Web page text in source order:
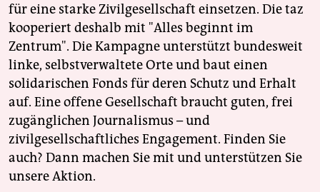
für eine starke Zivilgesellschaft einsetzen. Die taz
kooperiert deshalb mit "Alles beginnt im
Zentrum". Die Kampagne unterstützt bundesweit
linke, selbstverwaltete Orte und baut einen
solidarischen Fonds für deren Schutz und Erhalt
auf. Eine offene Gesellschaft braucht guten, frei
zugänglichen Journalismus – und
zivilgesellschaftliches Engagement. Finden Sie
auch? Dann machen Sie mit und unterstützen Sie
unsere Aktion.